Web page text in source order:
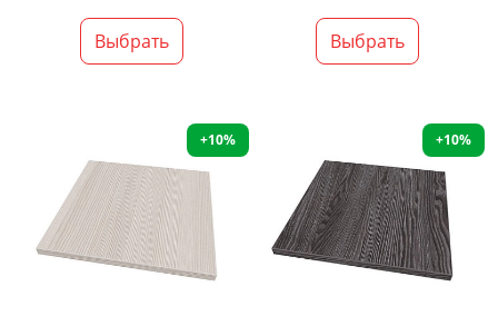
Выбрать Выбрать
+10% +10%